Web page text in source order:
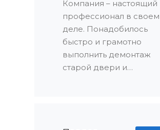
действительно выгодно!
Компания – настоящий
профессионал в своем
деле. Понадобилось
быстро и грамотно
выполнить демонтаж
старой двери и